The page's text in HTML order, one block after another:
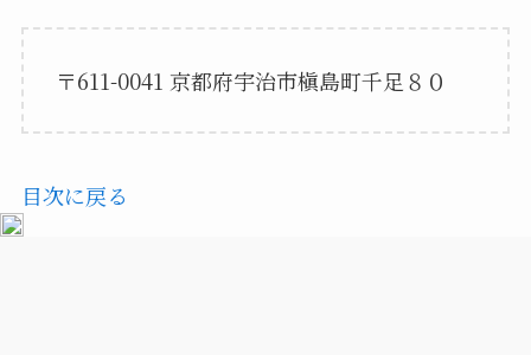
〒611-0041 京都府宇治市槇島町千足８０
目次に戻る